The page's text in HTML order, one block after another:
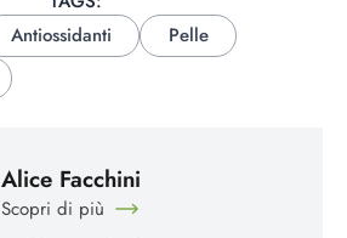
Antiossidanti
Pelle
Alice Facchini
Scopri di più